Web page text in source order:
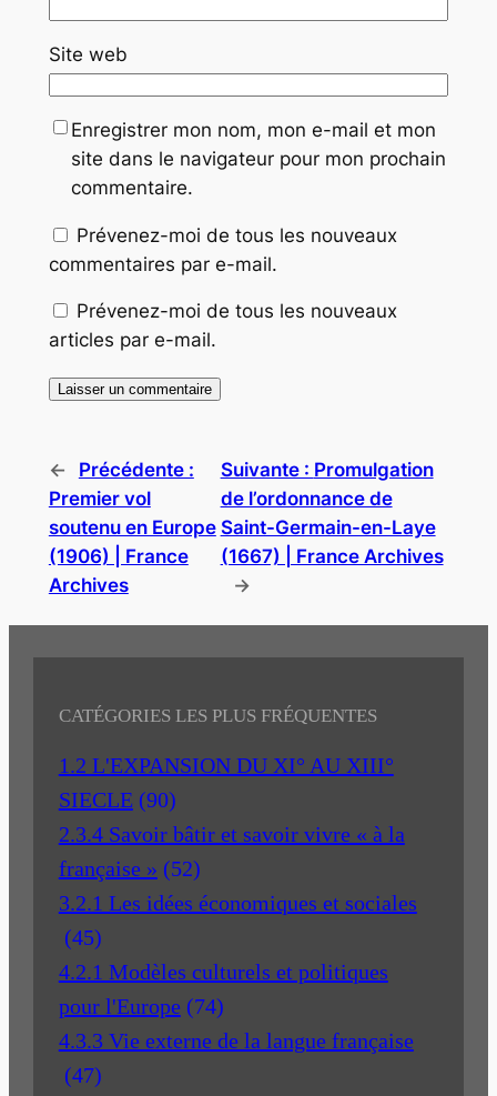
Site web
Enregistrer mon nom, mon e-mail et mon
site dans le navigateur pour mon prochain
commentaire.
Prévenez-moi de tous les nouveaux
commentaires par e-mail.
Prévenez-moi de tous les nouveaux
articles par e-mail.
←
Précédente :
Premier vol
soutenu en Europe
(1906) | France
Archives
Suivante : Promulgation
de l’ordonnance de
Saint-Germain-en-Laye
(1667) | France Archives
→
CATÉGORIES LES PLUS FRÉQUENTES
1.2 L'EXPANSION DU XI° AU XIII°
SIECLE (90)
2.3.4 Savoir bâtir et savoir vivre « à la
française » (52)
3.2.1 Les idées économiques et sociales
(45)
4.2.1 Modèles culturels et politiques
pour l'Europe (74)
4.3.3 Vie externe de la langue française
(47)